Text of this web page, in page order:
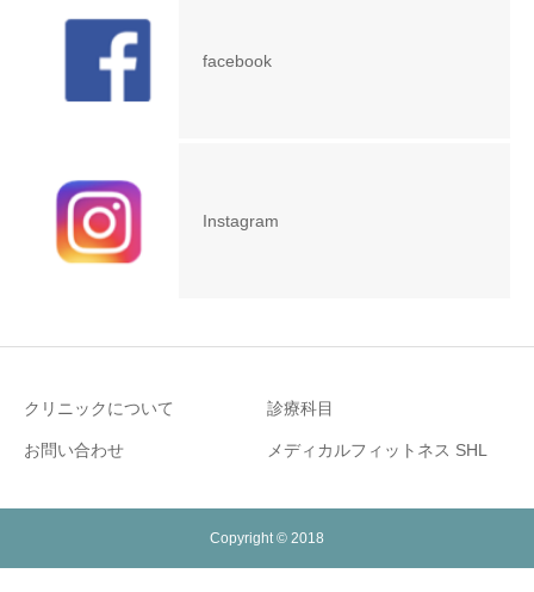
facebook
Instagram
クリニックについて 診療科目
お問い合わせ メディカルフィットネス SHL
Copyright © 2018